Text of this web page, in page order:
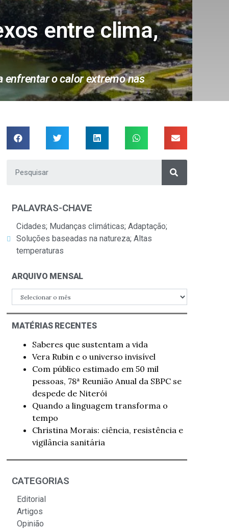
entre clima,
enfrentar o calor extremo nas
PALAVRAS-CHAVE
Cidades; Mudanças climáticas; Adaptação;
Soluções baseadas na natureza; Altas
temperaturas
ARQUIVO MENSAL
MATÉRIAS RECENTES
Saberes que sustentam a vida
Vera Rubin e o universo invisível
Com público estimado em 50 mil
pessoas, 78ª Reunião Anual da SBPC se
despede de Niterói
Quando a linguagem transforma o
tempo
Christina Morais: ciência, resistência e
vigilância sanitária
CATEGORIAS
Editorial
Artigos
Opinião